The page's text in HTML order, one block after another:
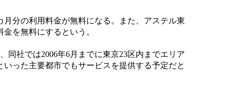
分の利用料金が無料になる。また、アステル東
を無料にするという。
社では2006年6月までに東京23区内までエリア
った主要都市でもサービスを提供する予定だと